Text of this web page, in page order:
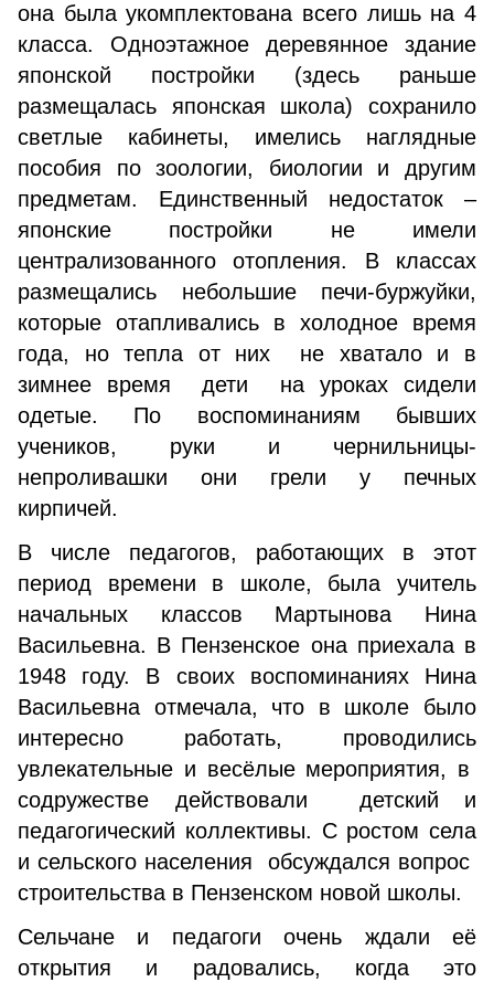
она была укомплектована всего лишь на 4
класса. Одноэтажное деревянное здание
японской постройки (здесь раньше
размещалась японская школа) сохранило
светлые кабинеты, имелись наглядные
пособия по зоологии, биологии и другим
предметам. Единственный недостаток –
японские постройки не имели
централизованного отопления. В классах
размещались небольшие печи-буржуйки,
которые отапливались в холодное время
года, но тепла от них не хватало и в
зимнее время дети на уроках сидели
одетые. По воспоминаниям бывших
учеников, руки и чернильницы-
непроливашки они грели у печных
кирпичей.
В числе педагогов, работающих в этот
период времени в школе, была учитель
начальных классов Мартынова Нина
Васильевна. В Пензенское она приехала в
1948 году. В своих воспоминаниях Нина
Васильевна отмечала, что в школе было
интересно работать, проводились
увлекательные и весёлые мероприятия, в
содружестве действовали детский и
педагогический коллективы. С ростом села
и сельского населения обсуждался вопрос
строительства в Пензенском новой школы.
Сельчане и педагоги очень ждали её
открытия и радовались, когда это